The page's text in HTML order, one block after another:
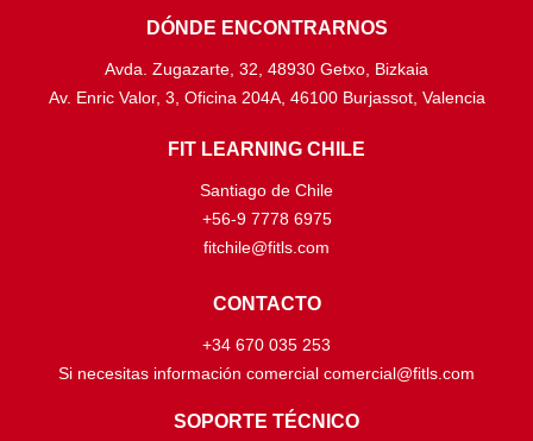
DÓNDE ENCONTRARNOS
Avda. Zugazarte, 32, 48930 Getxo, Bizkaia
Av. Enric Valor, 3, Oficina 204A, 46100 Burjassot, Valencia
FIT LEARNING CHILE
Santiago de Chile
+56-9 7778 6975
fitchile@fitls.com
CONTACTO
+34 670 035 253
Si necesitas información comercial comercial@fitls.com
SOPORTE TÉCNICO